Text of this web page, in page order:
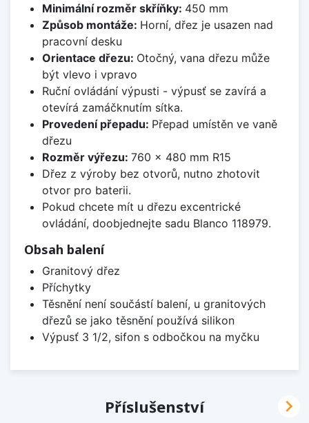
Minimální rozměr skříňky: 450 mm
Způsob montáže: Horní, dřez je usazen nad
pracovní desku
Orientace dřezu: Otočný, vana dřezu může
být vlevo i vpravo
Ruční ovládání výpusti - výpusť se zavírá a
otevírá zamáčknutím sítka.
Provedení přepadu: Přepad umístěn ve vaně
dřezu
Rozměr výřezu: 760 x 480 mm R15
Dřez z výroby bez otvorů, nutno zhotovit
otvor pro baterii.
Pokud chcete mít u dřezu excentrické
ovládání, doobjednejte sadu Blanco 118979.
Obsah balení
Granitový dřez
Příchytky
Těsnění není součástí balení, u granitových
dřezů se jako těsnění používá silikon
Výpusť 3 1/2, sifon s odbočkou na myčku
Příslušenství 